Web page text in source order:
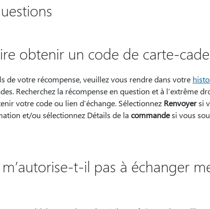
obtenir un code de carte-
de votre récompense, veuillez vous rendre dans votre
Recherchez la récompense en question et à l’extrême
votre code ou lien d’échange. Sélectionnez Renvoyersi
et/ou sélectionnez Détails de la commandesi vous
t-il pas à échanger